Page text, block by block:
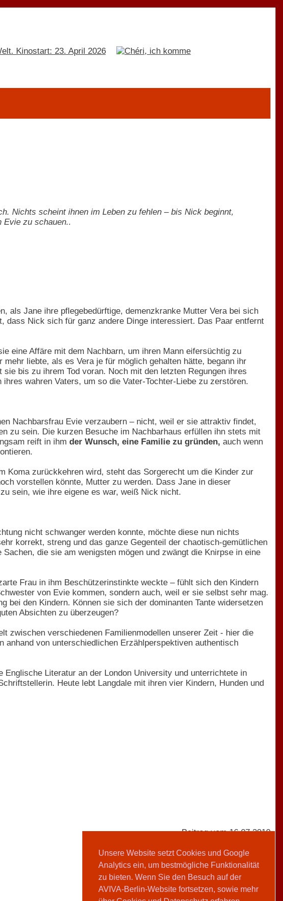
Unsere Website setzt Cookies und Google
Analytics ein, um bestmögliche Funktionalität
zu bieten. Wenn Sie den Besuch auf der
AVIVA-Berlin-Website fortsetzen, sowie mehr
Nichts scheint ihnen im Leben zu fehlen – bis Nick beginnt,
Evie zu schauen..
als Jane ihre pflegebedürftige, demenzkranke Mutter Vera bei sich
dass Nick sich für ganz andere Dinge interessiert. Das Paar entfernt
eine Affäre mit dem Nachbarn, um ihren Mann eifersüchtig zu
liebte, als es Vera je für möglich gehalten hätte, begann ihr
sie bis zu ihrem Tod voran. Noch mit den letzten Regungen ihres
wahren Vaters, um so die Vater-Tochter-Liebe zu zerstören.
Nachbarsfrau Evie verzaubern – nicht, weil er sie attraktiv findet,
zu sein. Die kurzen Besuche im Nachbarhaus erfüllen ihn stets mit
reift in ihm der Wunsch, eine Familie zu gründen, auch wenn
Koma zurückkehren wird, steht das Sorgerecht um die Kinder zur
vorstellen könnte, Mutter zu werden. Dass Jane in dieser
sein, wie ihre eigene es war, weiß Nick nicht.
nicht schwanger werden konnte, möchte diese nun nichts
korrekt, streng und das ganze Gegenteil der chaotisch-gemütlichen
die sie am wenigsten mögen und zwängt die Knirpse in eine
Frau in ihm Beschützerinstinkte weckte – fühlt sich den Kindern
von Evie kommen, sondern auch, weil er sie selbst sehr mag.
bei den Kindern. Können sie sich der dominanten Tante widersetzen
Absichten zu überzeugen?
zwischen verschiedenen Familienmodellen unserer Zeit - hier die
von unterschiedlichen Erzählperspektiven authentisch
Englische Literatur an der London University und unterrichtete in
Heute lebt Langdale mit ihren vier Kindern, Hunden und
Beitrag vom 16.07.2010
AVIVA-Redaktion